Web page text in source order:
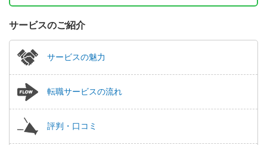
サービスのご紹介
サービスの魅力
転職サービスの流れ
評判・口コミ